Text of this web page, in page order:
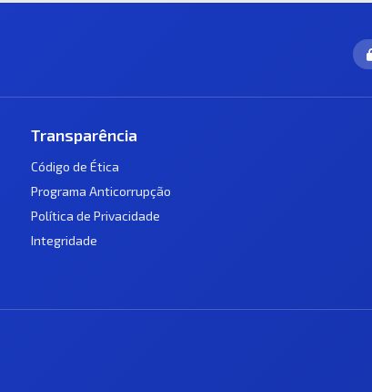
Transparência
Código de Ética
Programa Anticorrupção
Política de Privacidade
Integridade